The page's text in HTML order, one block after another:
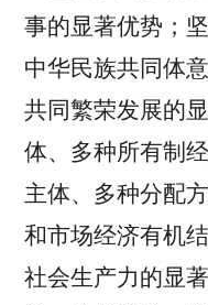
事的显著优势；
中华民族共同体
共同繁荣发展的
体、多种所有制
主体、多种分配
和市场经济有机
社会生产力的显